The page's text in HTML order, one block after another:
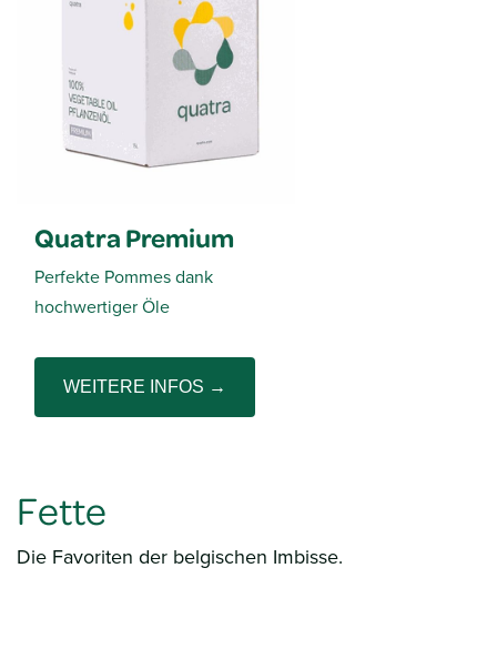
Quatra Premium
Perfekte Pommes dank
hochwertiger Öle
WEITERE INFOS →
Fette
Die Favoriten der belgischen Imbisse.